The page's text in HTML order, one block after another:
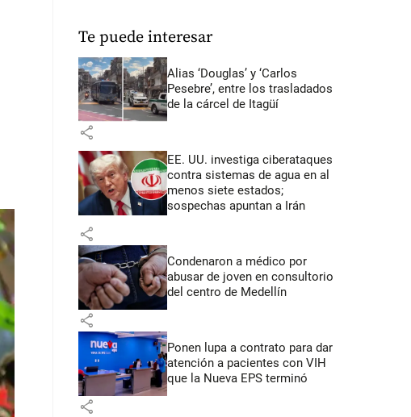
Te puede interesar
Alias ‘Douglas’ y ‘Carlos
Pesebre’, entre los trasladados
de la cárcel de Itagüí
share
EE. UU. investiga ciberataques
contra sistemas de agua en al
menos siete estados;
sospechas apuntan a Irán
share
Condenaron a médico por
abusar de joven en consultorio
del centro de Medellín
share
Ponen lupa a contrato para dar
atención a pacientes con VIH
que la Nueva EPS terminó
share